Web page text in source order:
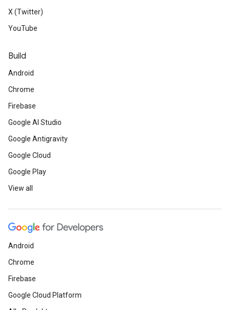
X (Twitter)
YouTube
Build
Android
Chrome
Firebase
Google AI Studio
Google Antigravity
Google Cloud
Google Play
View all
Android
Chrome
Firebase
Google Cloud Platform